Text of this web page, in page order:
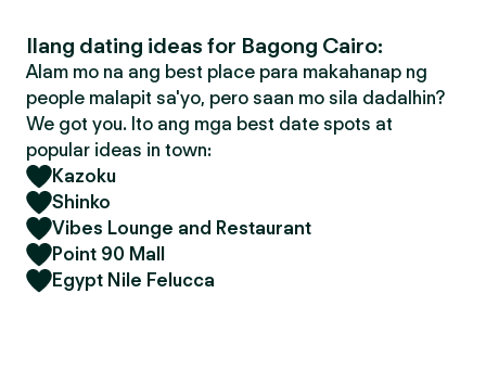
Ilang dating ideas for Bagong Cairo:
Alam mo na ang best place para makahanap ng
people malapit sa'yo, pero saan mo sila dadalhin?
We got you. Ito ang mga best date spots at
popular ideas in town:
Kazoku
Shinko
Vibes Lounge and Restaurant
Point 90 Mall
Egypt Nile Felucca